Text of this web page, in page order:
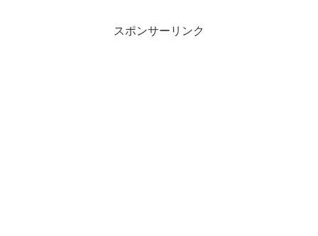
スポンサーリンク